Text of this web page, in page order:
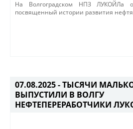
На Волгоградском НПЗ ЛУКОЙЛа
посвященный истории развития
07.08.2025 -ТЫСЯЧИ
ВЫПУСТИЛИ В ВОЛГУ
НЕФТЕПЕРЕРАБОТЧИКИ